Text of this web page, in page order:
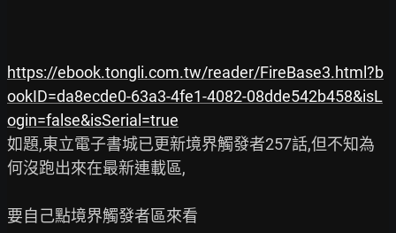
https://ebook.tongli.com.tw/reader/FireBase3.html?b
ookID=da8ecde0-63a3-4fe1-4082-08dde542b458&isL
ogin=false&isSerial=true
如題,東立電子書城已更新境界觸發者257話,但不知為
何沒跑出來在最新連載區,
要自己點境界觸發者區來看